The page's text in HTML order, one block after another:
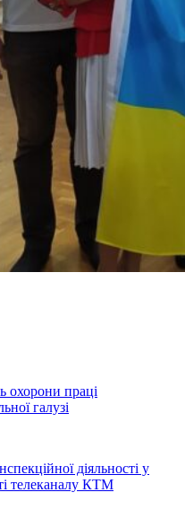
охорони праці
галузі
діяльності у
телеканалу КТМ